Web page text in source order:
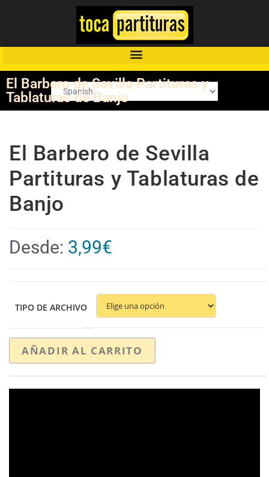
El Barbero de Sevilla Partituras y
Tablaturas de Banjo
El Barbero de Sevilla
Partituras y Tablaturas de
Banjo
Desde: 3,99€
TIPO DE ARCHIVO
AÑADIR AL CARRITO